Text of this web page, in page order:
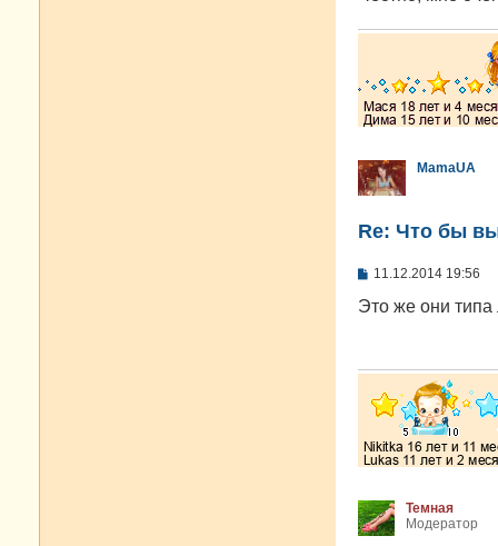
MamaUA
Re: Что бы
С
о
н
е
11.12.2014 19:56
Это же они
Темная
Модератор